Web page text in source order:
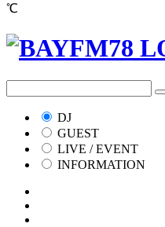
℃
DJ
GUEST
LIVE / EVENT
INFORMATION